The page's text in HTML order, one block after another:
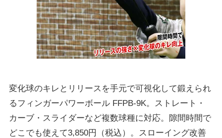
変化球のキレとリリースを手元で可視化して鍛えられ
るフィンガーパワーボール FFPB-9K。ストレート・
カーブ・スライダーなど複数球種に対応。隙間時間で
どこでも使えて3,850円（税込）。スローイング改善